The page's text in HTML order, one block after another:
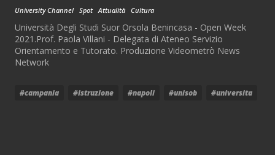
University Channel Spot Attualità Cultura
Università Degli Studi Suor Orsola Benincasa - Open Week
2021.Prof. Paola Villani - Delegata di Ateneo Servizio
Orientamento e Tutorato. Produzione Videometrò News
Network
#campania #istruzione #napoli #unisob #universita